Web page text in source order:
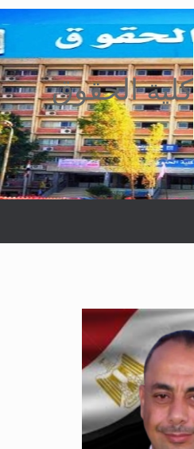
كلية الحقوق